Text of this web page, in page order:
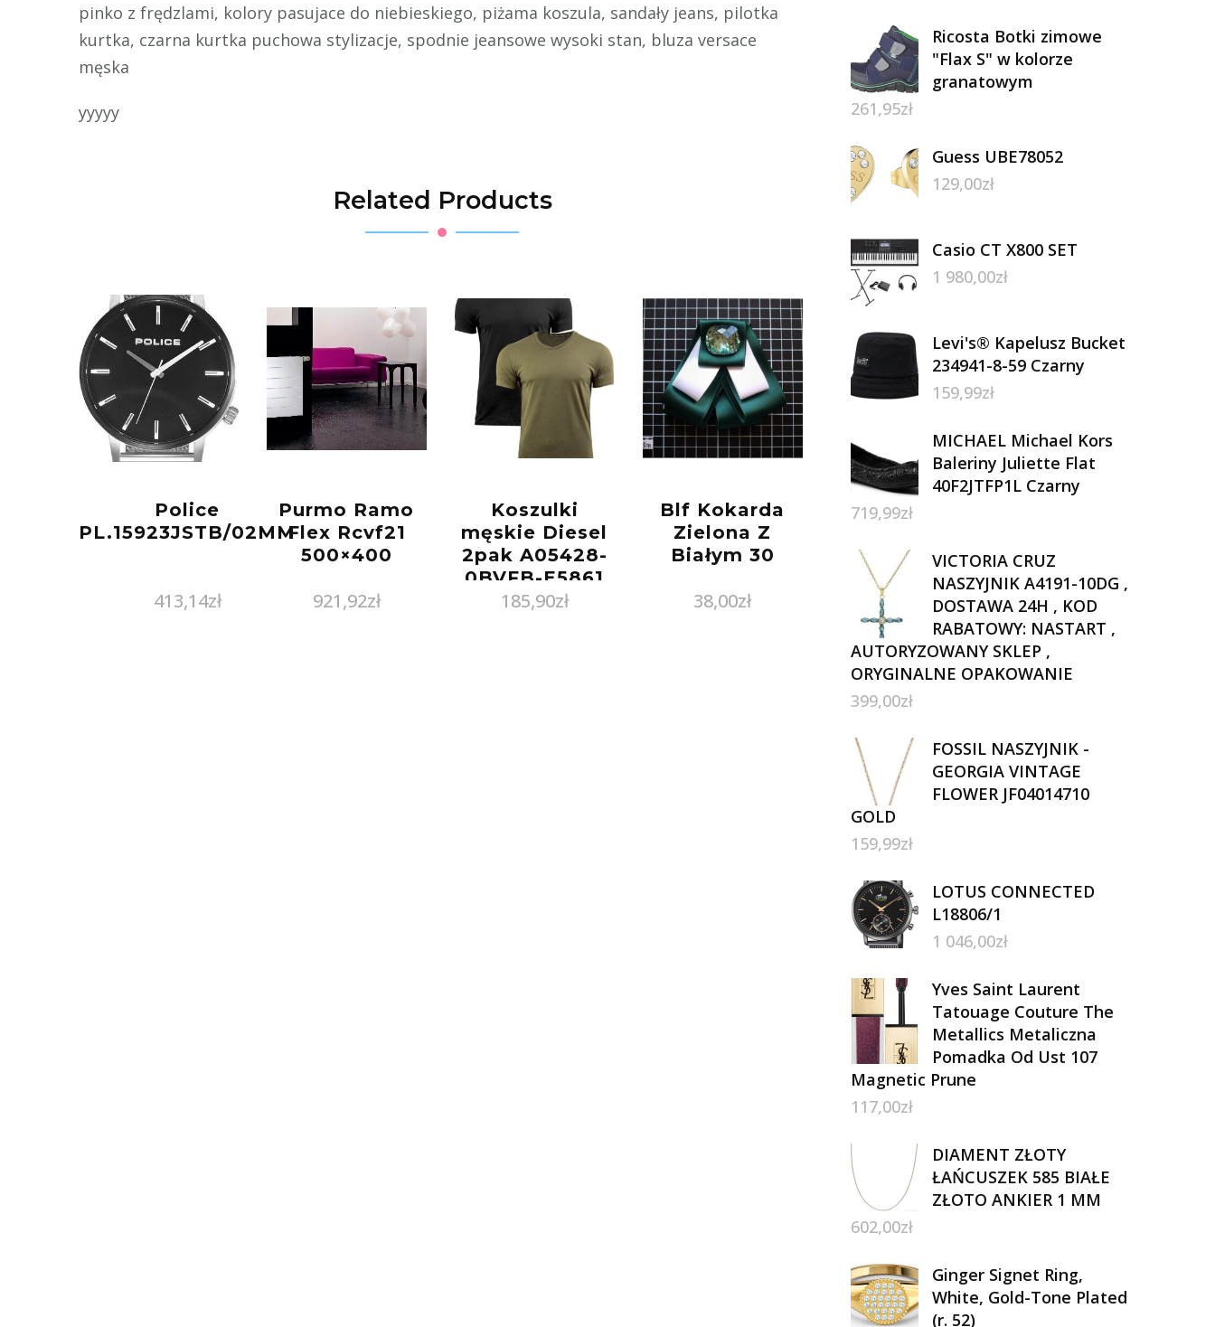
pinko z frędzlami, kolory pasujace do niebieskiego, piżama koszula, sandały jeans, pilotka
kurtka, czarna kurtka puchowa stylizacje, spodnie jeansowe wysoki stan, bluza versace
męska
yyyyy
Related Products
Police
PL.15923JSTB/02MM
413,14zł
Purmo Ramo
Flex Rcvf21
500×400
921,92zł
Koszulki
męskie Diesel
2pak A05428-
0BVFB-E5861
185,90zł
Blf Kokarda
Zielona Z
Białym 30
38,00zł
Ricosta Botki zimowe
"Flax S" w kolorze
granatowym
261,95zł
Guess UBE78052
129,00zł
Casio CT X800 SET
1 980,00zł
Levi's® Kapelusz Bucket
234941-8-59 Czarny
159,99zł
MICHAEL Michael Kors
Baleriny Juliette Flat
40F2JTFP1L Czarny
719,99zł
VICTORIA CRUZ
NASZYJNIK A4191-10DG ,
DOSTAWA 24H , KOD
RABATOWY: NASTART ,
AUTORYZOWANY SKLEP ,
ORYGINALNE OPAKOWANIE
399,00zł
FOSSIL NASZYJNIK -
GEORGIA VINTAGE
FLOWER JF04014710
GOLD
159,99zł
LOTUS CONNECTED
L18806/1
1 046,00zł
Yves Saint Laurent
Tatouage Couture The
Metallics Metaliczna
Pomadka Od Ust 107
Magnetic Prune
117,00zł
DIAMENT ZŁOTY
ŁAŃCUSZEK 585 BIAŁE
ZŁOTO ANKIER 1 MM
602,00zł
Ginger Signet Ring,
White, Gold-Tone Plated
(r. 52)